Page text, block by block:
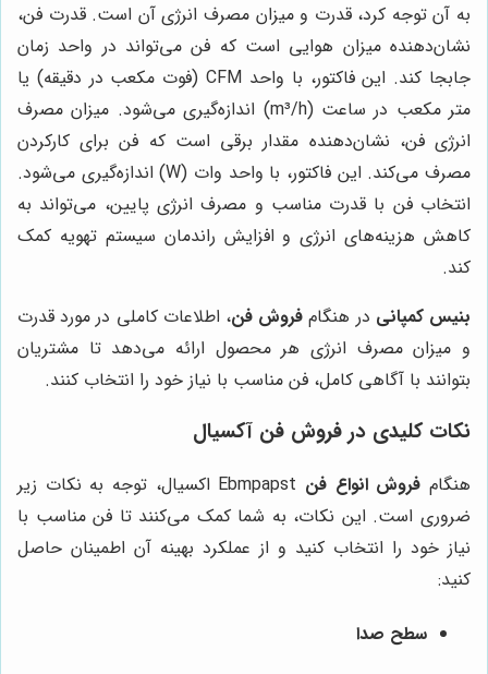
به آن توجه کرد، قدرت و میزان مصرف انرژی آن است. قدرت فن،
نشان‌دهنده میزان هوایی است که فن می‌تواند در واحد زمان
جابجا کند. این فاکتور، با واحد CFM (فوت مکعب در دقیقه) یا
متر مکعب در ساعت (m³/h) اندازه‌گیری می‌شود. میزان مصرف
انرژی فن، نشان‌دهنده مقدار برقی است که فن برای کارکردن
مصرف می‌کند. این فاکتور، با واحد وات (W) اندازه‌گیری می‌شود.
انتخاب فن با قدرت مناسب و مصرف انرژی پایین، می‌تواند به
کاهش هزینه‌های انرژی و افزایش راندمان سیستم تهویه کمک
کند.
بنیس کمپانی در هنگام فروش فن، اطلاعات کاملی در مورد قدرت
و میزان مصرف انرژی هر محصول ارائه می‌دهد تا مشتریان
بتوانند با آگاهی کامل، فن مناسب با نیاز خود را انتخاب کنند.
نکات کلیدی در فروش فن آکسیال
هنگام فروش انواع فن
Ebmpapst اکسیال، توجه به نکات زیر
ضروری است. این نکات، به شما کمک می‌کنند تا فن مناسب با
نیاز خود را انتخاب کنید و از عملکرد بهینه آن اطمینان حاصل
کنید:
سطح صدا